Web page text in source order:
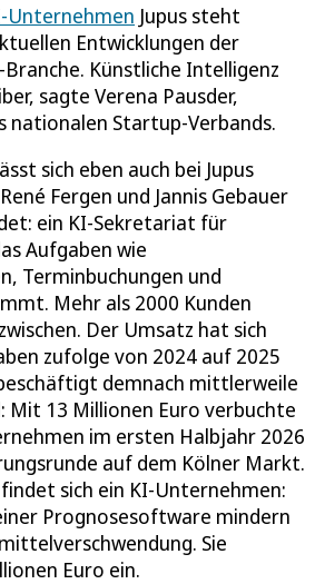
Unternehmen Jupus steht
Entwicklungen der
Künstliche Intelligenz
sagte Verena Pausder,
nationalen Startup-Verbands.
sich eben auch bei Jupus
Fergen und Jannis Gebauer
ein KI-Sekretariat für
Aufgaben wie
Terminbuchungen und
Mehr als 2000 Kunden
Der Umsatz hat sich
zufolge von 2024 auf 2025
demnach mittlerweile
Mit 13 Millionen Euro verbuchte
im ersten Halbjahr 2026
auf dem Kölner Markt.
sich ein KI-Unternehmen:
Prognosesoftware mindern
Sie
Euro ein.